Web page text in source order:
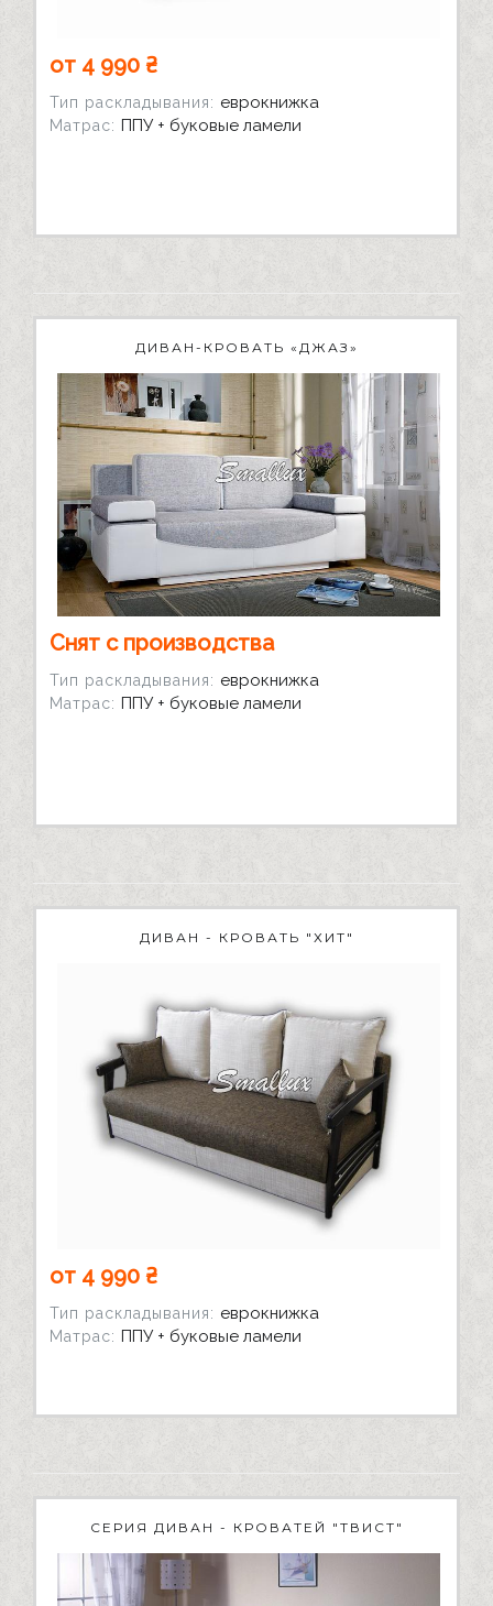
от 4 990 ₴
Тип раскладывания: еврокнижка
Матрас: ППУ + буковые ламели
ДИВАН-КРОВАТЬ «ДЖАЗ»
Снят с производства
Тип раскладывания: еврокнижка
Матрас: ППУ + буковые ламели
ДИВАН - КРОВАТЬ "ХИТ"
от 4 990 ₴
Тип раскладывания: еврокнижка
Матрас: ППУ + буковые ламели
СЕРИЯ ДИВАН - КРОВАТЕЙ "ТВИСТ"